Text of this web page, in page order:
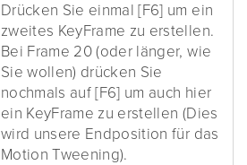
Drücken Sie einmal [F6] um ein
zweites KeyFrame zu erstellen.
Bei Frame 20 (oder länger, wie
Sie wollen) drücken Sie
nochmals auf [F6] um auch hier
ein KeyFrame zu erstellen (Dies
wird unsere Endposition für das
Motion Tweening).